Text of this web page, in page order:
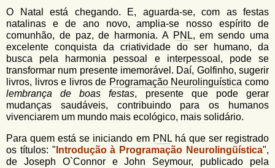
u
u
l
á
r
i
o
d
e
b
a
n
o
G
o
l
f
i
n
h
o
O Natal está chegando. E, aguarda-se, com as festas
natalinas e de ano novo, amplia-se nosso espírito de
comunhão, de paz, de harmonia. A PNL, em sendo uma
excelente conquista da criatividade do ser humano, da
busca pela harmonia pessoal e interpessoal, pode se
transformar num presente imemorável. Daí, Golfinho, sugerir
livros, livros e livros de Programação Neurolinguística como
lembrança de boas festas, presente que pode gerar
mudanças saudáveis, contribuindo para os humanos
vivenciarem um mundo mais ecológico, mais solidário.
Para quem está se iniciando em PNLhá que ser registrado
os títulos: " Introdução à Programação Neurolingüística",
de Joseph O`Connor e John Seymour, publicado pela